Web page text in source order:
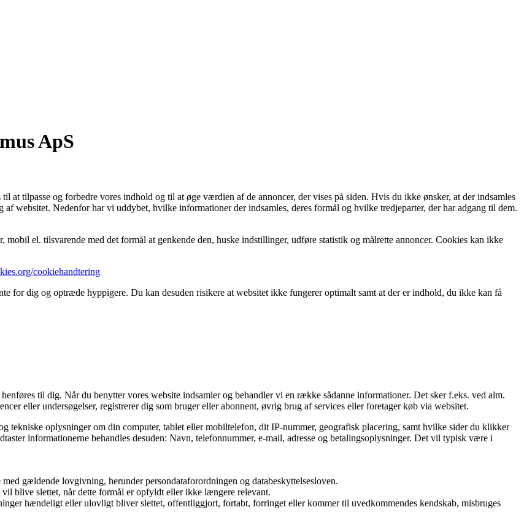
ApS
at tilpasse og forbedre vores indhold og til at øge værdien af de annoncer, der vises på siden. Hvis du ikke ønsker, at der indsamles
af websitet. Nedenfor har vi uddybet, hvilke informationer der indsamles, deres formål og hvilke tredjeparter, der har adgang til dem.
mobil el. tilsvarende med det formål at genkende den, huske indstillinger, udføre statistik og målrette annoncer. Cookies kan ikke
cookiehandtering
for dig og optræde hyppigere. Du kan desuden risikere at websitet ikke fungerer optimalt samt at der er indhold, du ikke kan få
til dig. Når du benytter vores website indsamler og behandler vi en række sådanne informationer. Det sker f.eks. ved alm.
eller undersøgelser, registrerer dig som bruger eller abonnent, øvrig brug af services eller foretager køb via websitet.
oplysninger om din computer, tablet eller mobiltelefon, dit IP-nummer, geografisk placering, samt hvilke sider du klikker
informationerne behandles desuden: Navn, telefonnummer, e-mail, adresse og betalingsoplysninger. Det vil typisk være i
gældende lovgivning, herunder persondataforordningen og databeskyttelsesloven.
blive slettet, når dette formål er opfyldt eller ikke længere relevant.
hændeligt eller ulovligt bliver slettet, offentliggjort, fortabt, forringet eller kommer til uvedkommendes kendskab, misbruges